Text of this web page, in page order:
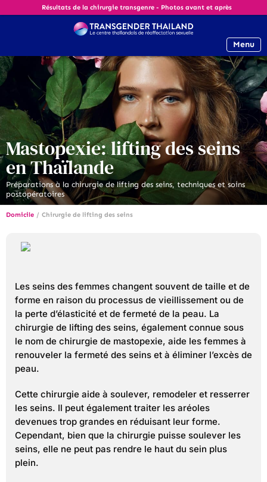
Résultats de la chirurgie transgenre - Photos avant et après
Menu
Mastopexie: lifting des seins
en Thaïlande
Préparations à la chirurgie de lifting des seins, techniques et soins
postopératoires
Domicile / Chirurgie de lifting des seins
Les seins des femmes changent souvent de taille et de
forme en raison du processus de vieillissement ou de
la perte d’élasticité et de fermeté de la peau. La
chirurgie de lifting des seins, également connue sous
le nom de chirurgie de mastopexie, aide les femmes à
renouveler la fermeté des seins et à éliminer l’excès de
peau.
Cette chirurgie aide à soulever, remodeler et resserrer
les seins. Il peut également traiter les aréoles
devenues trop grandes en réduisant leur forme.
Cependant, bien que la chirurgie puisse soulever les
seins, elle ne peut pas rendre le haut du sein plus
plein.